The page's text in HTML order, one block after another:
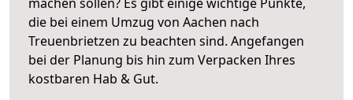
die bei einem Umzug von Aachen nach
Treuenbrietzen zu beachten sind. Angefangen
bei der Planung bis hin zum Verpacken Ihres
kostbaren Hab & Gut.